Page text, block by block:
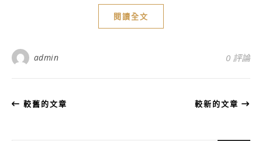
閱讀全文
admin 0 評論
較舊的文章 較新的文章